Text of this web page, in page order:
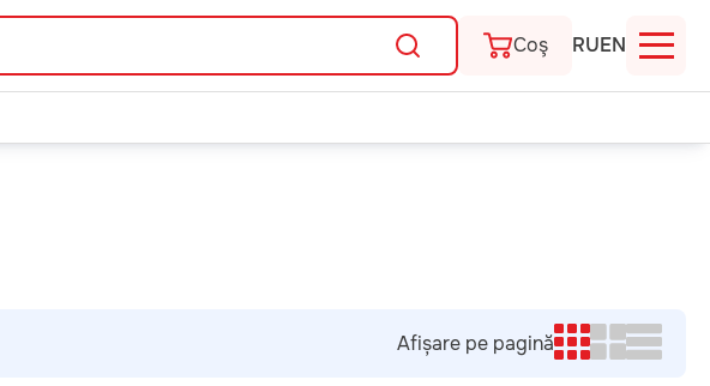
Coş RUEN
Afișare pe pagină